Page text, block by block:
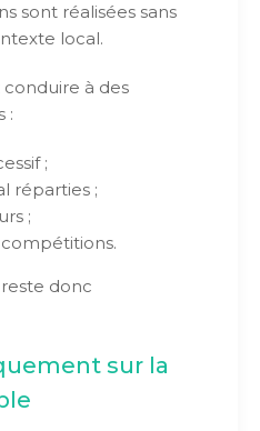
sont réalisées sans
local.
à des
:
;
réparties ;
;
donc
sur la